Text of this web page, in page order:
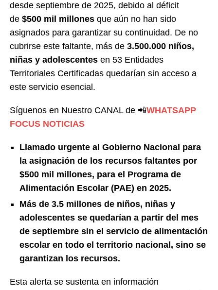
desde septiembre de 2025, debido al déficit
de $500 mil millones que aún no han sido
asignados para garantizar su continuidad. De no
cubrirse este faltante, más de 3.500.000 niños,
niñas y adolescentes en 53 Entidades
Territoriales Certificadas quedarían sin acceso a
este servicio esencial.
Síguenos en Nuestro CANAL de 📲WHATSAPP
FOCUS NOTICIAS
Llamado urgente al Gobierno Nacional para
la asignación de los recursos faltantes por
$500 mil millones, para el Programa de
Alimentación Escolar (PAE) en 2025.
Más de 3.5 millones de niños, niñas y
adolescentes se quedarían a partir del mes
de septiembre sin el servicio de alimentación
escolar en todo el territorio nacional, sino se
garantizan los recursos.
Esta alerta se sustenta en información